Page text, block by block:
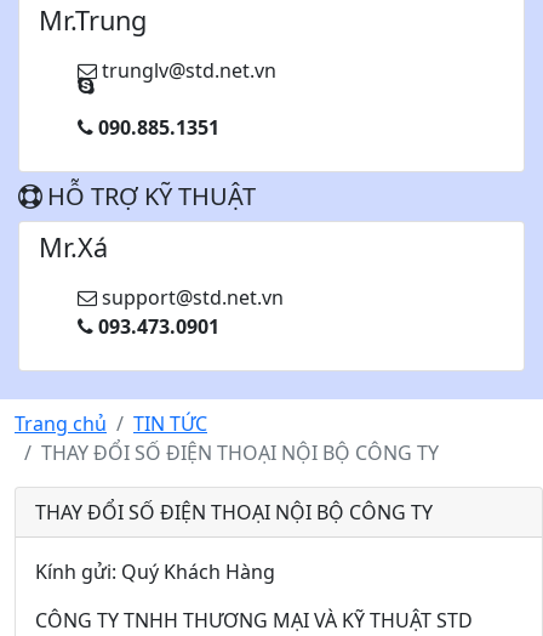
Mr.Trung
trunglv@std.net.vn
090.885.1351
HỖ TRỢ KỸ THUẬT
Mr.Xá
support@std.net.vn
093.473.0901
Trang chủ
TIN TỨC
THAY ĐỔI SỐ ĐIỆN THOẠI NỘI BỘ CÔNG TY
THAY ĐỔI SỐ ĐIỆN THOẠI NỘI BỘ CÔNG TY
Kính gửi: Quý Khách Hàng
CÔNG TY TNHH THƯƠNG MẠI VÀ KỸ THUẬT STD